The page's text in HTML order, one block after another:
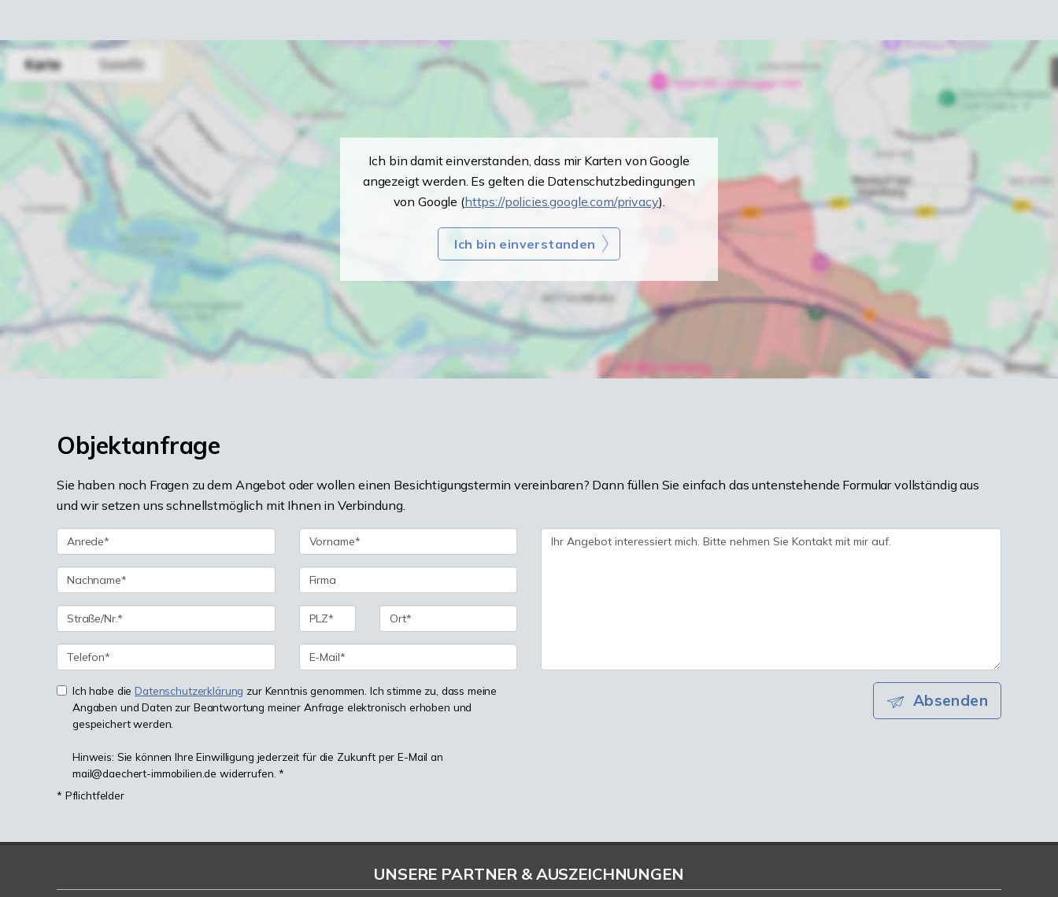
Ich bin damit einverstanden, dass mir Karten von Google
angezeigt werden. Es gelten die Datenschutzbedingungen
von Google (https://policies.google.com/privacy).
Ich bin einverstanden
Objektanfrage
Sie haben noch Fragen zu dem Angebot oder wollen einen Besichtigungstermin vereinbaren? Dann füllen Sie einfach das untenstehende Formular vollständig aus
und wir setzen uns schnellstmöglich mit Ihnen in Verbindung.
Ich habe die Datenschutzerklärung zur Kenntnis genommen. Ich stimme zu, dass meine
Angaben und Daten zur Beantwortung meiner Anfrage elektronisch erhoben und
gespeichert werden.
Hinweis: Sie können Ihre Einwilligung jederzeit für die Zukunft per E-Mail an
mail@daechert-immobilien.de widerrufen. *
* Pflichtfelder
Absenden
UNSERE PARTNER & AUSZEICHNUNGEN